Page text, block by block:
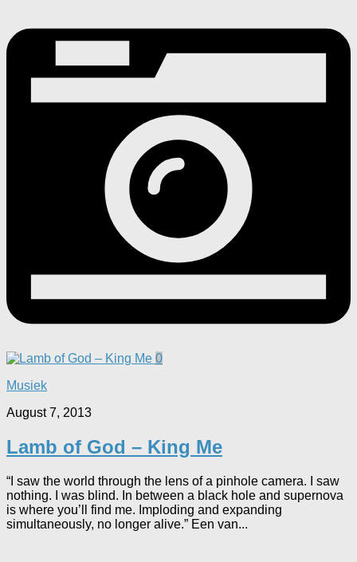
0
Musiek
August 7, 2013
Lamb of God – King Me
“I saw the world through the lens of a pinhole camera. I saw
nothing. I was blind. In between a black hole and supernova
is where you’ll find me. Imploding and expanding
simultaneously, no longer alive.” Een van...